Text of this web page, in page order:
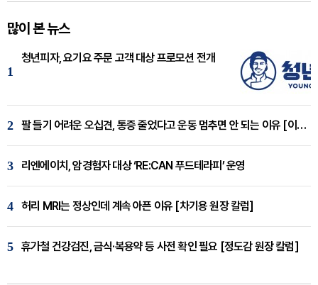
많이 본 뉴스
1
청년피자, 요기요 주문 고객 대상 프로모션 전개
2 팔 들기 어려운 오십견, 통증 줄었다고 운동 멈추면 안 되는 이유 [이병욱 원장 칼럼]
3 리엔에이치, 암경험자 대상 ‘RE:CAN 푸드테라피’ 운영
4 허리 MRI는 정상인데 계속 아픈 이유 [차기용 원장 칼럼]
5 휴가철 건강검진, 금식·복용약 등 사전 확인 필요 [정도감 원장 칼럼]